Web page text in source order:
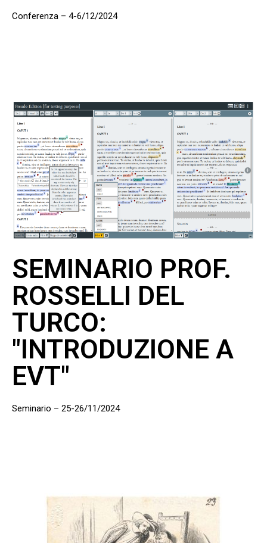
Conferenza – 4-6/12/2024
SEMINARIO PROF.
ROSSELLI DEL
TURCO:
"INTRODUZIONE A
EVT"
Seminario – 25-26/11/2024